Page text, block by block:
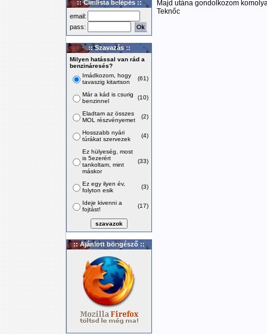
:: Címlista belépés ::
email:
pass:
:: Szavazás ::
Milyen hatással van rád a
benzináresés?
Imádkozom, hogy
tavaszig kitartson
(61)
Már a kád is csurig
benzinnel
(10)
Eladtam az összes
MOL részvényemet
(2)
Hosszabb nyári
túrákat szervezek
(4)
Ez hülyeség, most
is 5ezerért
tankoltam, mint
máskor
(33)
Ez egy ilyen év,
folyton esik
(3)
Ideje kivenni a
fojtást!
(17)
:: Ajánlott böngésző ::
Majd utána gondolkozom
Teknőc